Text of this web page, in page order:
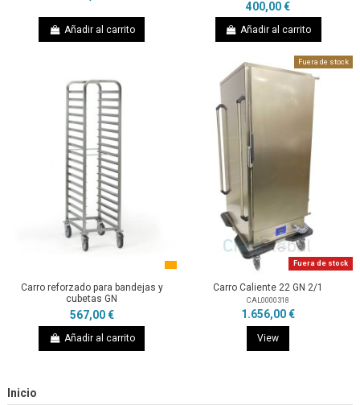
Añadir al carrito
400,00 €
Añadir al carrito
Carro reforzado para bandejas y
cubetas GN
567,00 €
Añadir al carrito
Fuera de stock
Fuera de stock
Carro Caliente 22 GN 2/1
CAL0000318
1.656,00 €
View
Inicio